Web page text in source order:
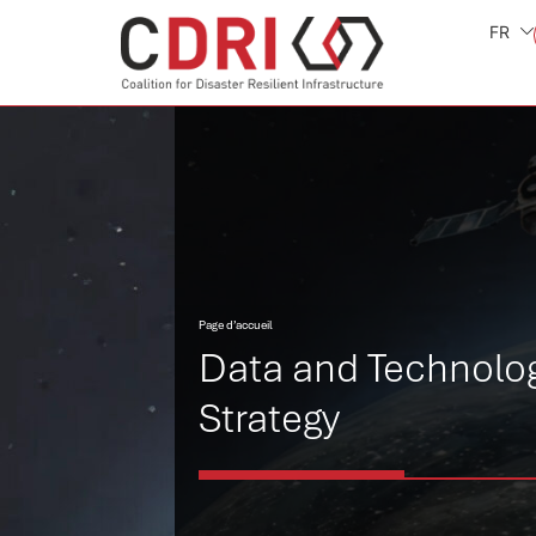
FR
Page d’accueil
Data and
Strategy